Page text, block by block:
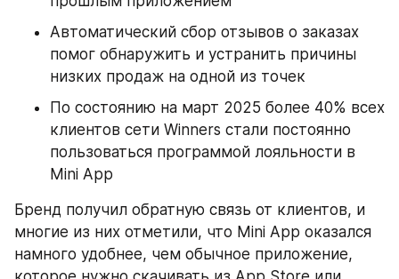
Автоматический сбор отзывов о заказах
помог обнаружить и устранить причины
низких продаж на одной из точек
По состоянию на март 2025 более 40% всех
клиентов сети Winners стали постоянно
пользоваться программой лояльности в
Mini App
Бренд получил обратную связь от клиентов, и
многие из них отметили, что Mini App оказался
намного удобнее, чем обычное приложение,